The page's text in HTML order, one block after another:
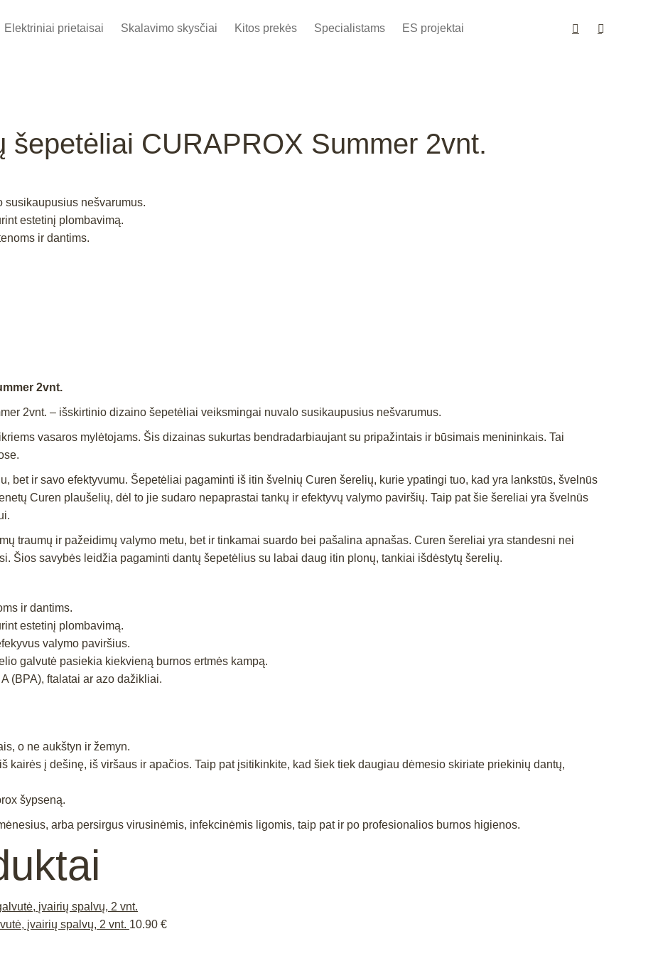
Elektriniai prietaisai Skalavimo skysčiai Kitos prekės Specialistams ES projektai
šepetėliai CURAPROX Summer 2vnt.
susikaupusius nešvarumus.
estetinį plombavimą.
ir dantims.
2vnt.
2vnt. – išskirtinio dizaino šepetėliai veiksmingai nuvalo susikaupusius nešvarumus.
vasaros mylėtojams. Šis dizainas sukurtas bendradarbiaujant su pripažintais ir būsimais menininkais. Tai
bet ir savo efektyvumu. Šepetėliai pagaminti iš itin švelnių Curen šerelių, kurie ypatingi tuo, kad yra lankstūs, švelnūs
Curen plaušelių, dėl to jie sudaro nepaprastai tankų ir efektyvų valymo paviršių. Taip pat šie šereliai yra švelnūs
traumų ir pažeidimų valymo metu, bet ir tinkamai suardo bei pašalina apnašas. Curen šereliai yra standesni nei
Šios savybės leidžia pagaminti dantų šepetėlius su labai daug itin plonų, tankiai išdėstytų šerelių.
ir dantims.
estetinį plombavimą.
valymo paviršius.
galvutė pasiekia kiekvieną burnos ertmės kampą.
(BPA), ftalatai ar azo dažikliai.
o ne aukštyn ir žemyn.
kairės į dešinę, iš viršaus ir apačios. Taip pat įsitikinkite, kad šiek tiek daugiau dėmesio skiriate priekinių dantų,
šypseną.
arba persirgus virusinėmis, infekcinėmis ligomis, taip pat ir po profesionalios burnos higienos.
įvairių spalvų, 2 vnt. 10.90 €